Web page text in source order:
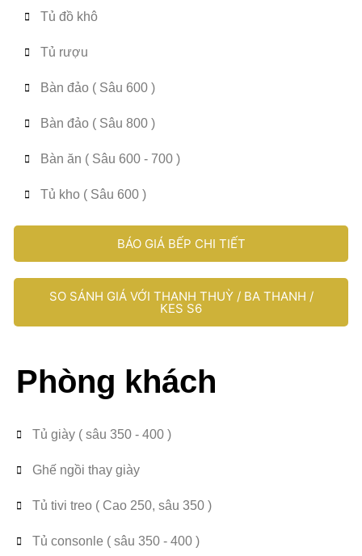
Tủ đồ khô
Tủ rượu
Bàn đảo ( Sâu 600 )
Bàn đảo ( Sâu 800 )
Bàn ăn ( Sâu 600 - 700 )
Tủ kho ( Sâu 600 )
BÁO GIÁ BẾP CHI TIẾT
SO SÁNH GIÁ VỚI THANH THUỲ / BA THANH /
KES S6
Phòng khách
Tủ giày ( sâu 350 - 400 )
Ghế ngồi thay giày
Tủ tivi treo ( Cao 250, sâu 350 )
Tủ consonle ( sâu 350 - 400 )